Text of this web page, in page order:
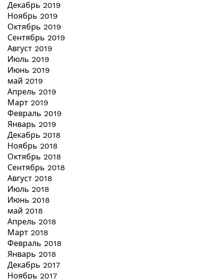
Декабрь 2019
Ноябрь 2019
Октябрь 2019
Сентябрь 2019
Август 2019
Июль 2019
Июнь 2019
май 2019
Апрель 2019
Март 2019
Февраль 2019
Январь 2019
Декабрь 2018
Ноябрь 2018
Октябрь 2018
Сентябрь 2018
Август 2018
Июль 2018
Июнь 2018
май 2018
Апрель 2018
Март 2018
Февраль 2018
Январь 2018
Декабрь 2017
Ноябрь 2017